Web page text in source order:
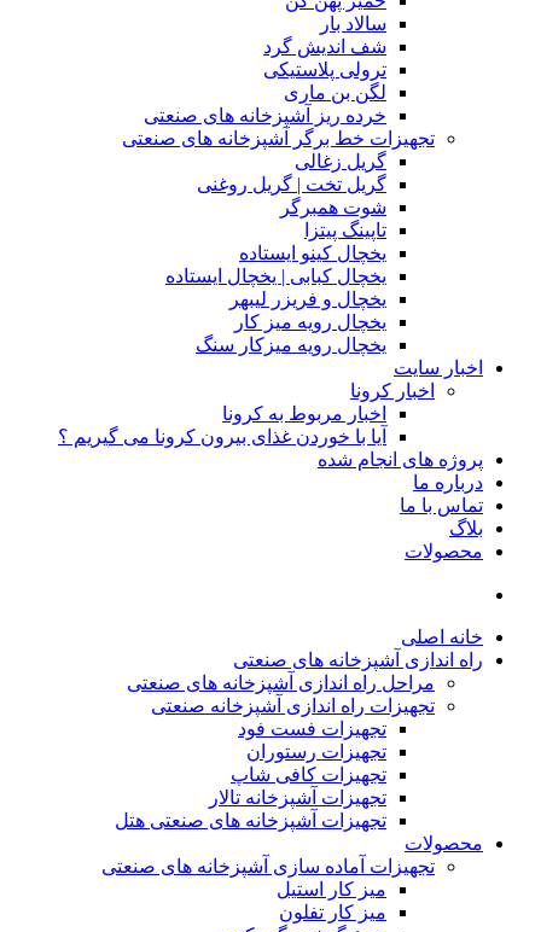
سالاد بار
شف اندیش گرد
ترولی پلاستیکی
لگن بن ماری
خرده ریز آشپزخانه های صنعتی
تجهیزات خط برگر آشپزخانه های صنعتی
گریل زغالی
گریل تخت | گریل روغنی
شوت همبرگر
تاپینگ پیتزا
یخچال کینو ایستاده
یخچال کبابی | یخچال ایستاده
یخچال و فریزر لیبهر
یخچال رویه میز کار
یخچال رویه میزکار سنگ
اخبار سایت
اخبار کرونا
اخبار مربوط به کرونا
آیا با خوردن غذای بیرون کرونا می گیریم ؟
پروژه های انجام شده
درباره ما
تماس با ما
بلاگ
محصولات
خانه اصلی
راه اندازی آشپزخانه های صنعتی
مراحل راه اندازی آشپزخانه های صنعتی
تجهیزات راه اندازی آشپزخانه صنعتی
تجهیزات فست فود
تجهیزات رستوران
تجهیزات کافی شاپ
تجهیزات آشپزخانه تالار
تجهیزات آشپزخانه های صنعتی هتل
محصولات
تجهیزات آماده سازی آشپزخانه های صنعتی
میز کار استیل
میز کار تفلون